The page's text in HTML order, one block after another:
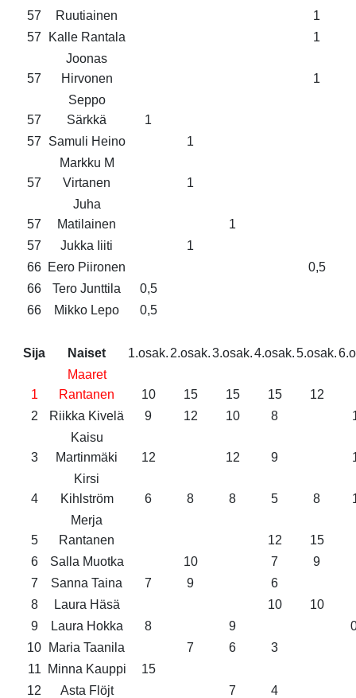
57
Ruutiainen
1
57
Kalle Rantala 1
57
Joonas
Hirvonen
1
57
Seppo
Särkkä
1
57
Samuli Heino 1
57
Markku M
Virtanen
1
57
Juha
Matilainen
1
57
Jukka Iiiti
1
66 Eero Piironen
0,5
66
Tero Junttila
0,5
66
Mikko Lepo 0,5
Sija Naiset 1.osak. 2.osak.3.osak.4.osak.5.osak.
1
Maaret
Rantanen
10 15 15 15
12
2
Riikka Kivelä 9 12 10 8
3
Kaisu
Martinmäki
12 12 9
4
Kirsi
Kihlström
6 8 8 5 8
5
Merja
Rantanen
12
15
6
Salla Muotka 10 7
9
7
Sanna Taina 7 9
6
8
Laura Häsä 10
10
9
Laura Hokka 8 9
10
Maria Taanila 7 6
3
11
Minna Kauppi
15
12
Asta Flöjt 7 4